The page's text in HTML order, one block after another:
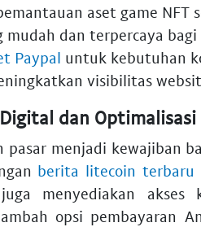
aset game NFT
mudah dan terpercaya
Paypal untuk kebutuhan
visibilitas
dan Optimalisasi
pasar menjadi kewajiban
berita litecoin terbaru
menyediakan akses
opsi pembayaran